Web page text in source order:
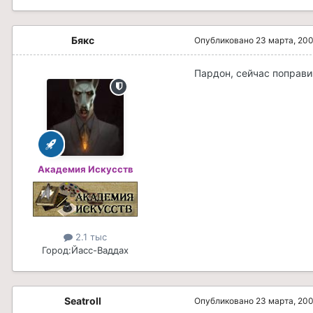
Бякс
Академия Искусств
2.1 тыс
Город:Йасс-Ваддах
Опубликовано 23 марта,
Пардон, сейчас
Seatroll Опубликовано 23 марта,